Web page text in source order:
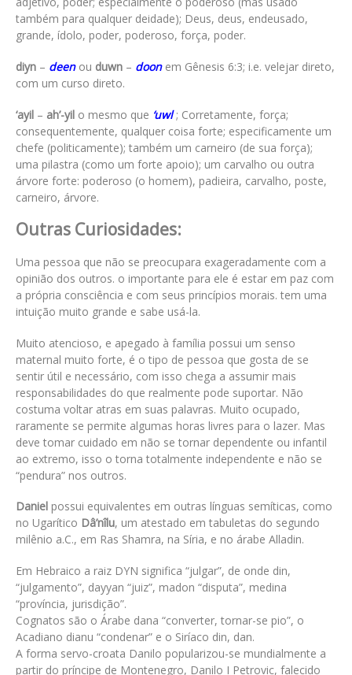
também para qualquer deidade); Deus, deus, endeusado,
grande, ídolo, poder, poderoso, força, poder.
diyn – deenou duwn – doonem Gênesis 6:3; i.e. velejar direto,
com um curso direto.
‘ayil – ah’-yil o mesmo que ‘uwl; Corretamente, força;
consequentemente, qualquer coisa forte; especificamente um
chefe (politicamente); também um carneiro (de sua força);
uma pilastra (como um forte apoio); um carvalho ou outra
árvore forte: poderoso (o homem), padieira, carvalho, poste,
carneiro, árvore.
Outras Curiosidades:
Uma pessoa que não se preocupara exageradamente com a
opinião dos outros. o importante para ele é estar em paz com
a própria consciência e com seus princípios morais. tem uma
intuição muito grande e sabe usá-la.
Muito atencioso, e apegado à família possui um senso
maternal muito forte, é o tipo de pessoa que gosta de se
sentir útil e necessário, com isso chega a assumir mais
responsabilidades do que realmente pode suportar. Não
costuma voltar atras em suas palavras. Muito ocupado,
raramente se permite algumas horas livres para o lazer. Mas
deve tomar cuidado em não se tornar dependente ou infantil
ao extremo, isso o torna totalmente independente e não se
“pendura” nos outros.
Daniel possui equivalentes em outras línguas semíticas, como
no Ugarítico Dâ’nîlu, um atestado em tabuletas do segundo
milênio a.C., em Ras Shamra, na Síria, e no árabe Alladin.
Em Hebraico a raiz DYN significa “julgar”, de onde din,
“julgamento”, dayyan “juiz”, madon “disputa”, medina
“província, jurisdição”.
Cognatos são o Árabe dana “converter, tornar-se pio”, o
Acadiano dianu “condenar” e o Siríaco din, dan.
A forma servo-croata Danilo popularizou-se mundialmente a
partir do príncipe de Montenegro, Danilo I Petrovic, falecido